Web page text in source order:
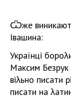
Ѿже
Івашина:
Українці
Максим
віλьно писати
писати на